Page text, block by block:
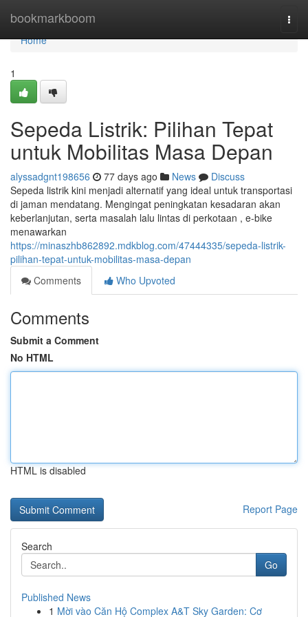
bookmarkboom
Home
Home
1
Sepeda Listrik: Pilihan Tepat
untuk Mobilitas Masa Depan
alyssadgnt198656 77 days ago News
Discuss
Sepeda listrik kini menjadi alternatif yang ideal untuk transportasi
di jaman mendatang. Mengingat peningkatan kesadaran akan
keberlanjutan, serta masalah lalu lintas di perkotaan , e-bike
menawarkan
https://minaszhb862892.mdkblog.com/47444335/sepeda-listrik-
pilihan-tepat-untuk-mobilitas-masa-depan
Comments
Who Upvoted
Comments
Submit a Comment
No HTML
HTML is disabled
Report Page
Search
Go
Published News
1 Mời vào Căn Hộ Complex A&T Sky Garden: Cơ